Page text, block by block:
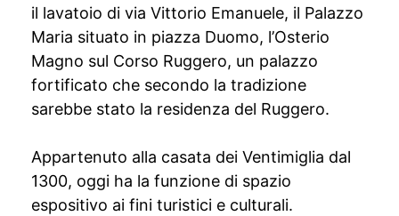
il lavatoio di via Vittorio Emanuele, il Palazzo
Maria situato in piazza Duomo, l’Osterio
Magno sul Corso Ruggero, un palazzo
fortificato che secondo la tradizione
sarebbe stato la residenza del Ruggero.
Appartenuto alla casata dei Ventimiglia dal
1300, oggi ha la funzione di spazio
espositivo ai fini turistici e culturali.